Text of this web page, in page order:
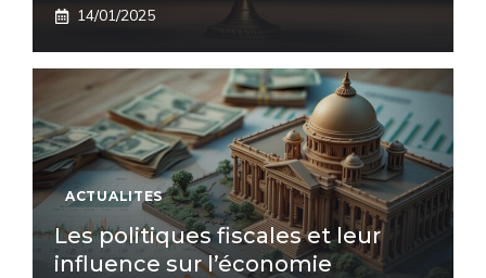
14/01/2025
ACTUALITES
Les politiques fiscales et leur
influence sur l’économie